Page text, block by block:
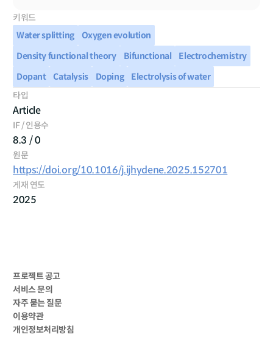
키워드
Water splitting
Oxygen evolution
Density functional theory
Bifunctional
Electrochemistry
Dopant
Catalysis Doping
Electrolysis of water
타입
Article
IF / 인용수
8.3 / 0
원문
https://doi.org/10.1016/j.ijhydene.2025.152701
게재 연도
2025
프로젝트 공고
서비스 문의
자주 묻는 질문
이용약관
개인정보처리방침